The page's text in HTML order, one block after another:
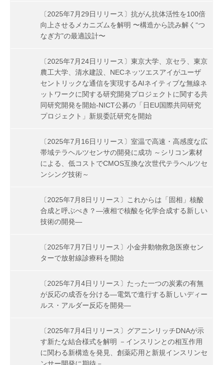
〔2025年7月29日リリース〕抗がん抗体活性を100倍
向上させるメカニズムを解明 〜構造から読み解く“つ
なぎ方”の最適設計〜
〔2025年7月24日リリース〕東京大学、京セラ、東京
農工大学、清水建設、NECネッツエスアイがユーザ
セントリックな通信を実現するAIネイティブな無線ネ
ットワークに関する研究開発プロジェクトに関する共
同研究開発を開始-NICT公募の「日EU国際共同研究
プロジェクト」新規委託研究を開始
〔2025年7月16日リリース〕室温で高速・高感度な広
帯域テラヘルツセンサの開発に成功 ～シリコン素材
による、低コストでCMOS互換な次世代テラヘルツセ
ンシング技術～
〔2025年7月8日リリース〕これからは「固相」核酸
合成と呼ぶべき？―液相で核酸を化学合成する新しい
技術の開発―
〔2025年7月7日リリース〕小金井動物救急医療セン
ターで放射線診療科を開始
〔2025年7月4日リリース〕たった一つの炭素の有無
が反応の成否を分ける―電気で進行する新しいディー
ルス・アルダー反応を開発―
〔2025年7月4日リリース〕グアニンリッチDNAが示
す新たな結合様式を解明 －インスリンとの相互作用
に関わる新構造を発見、創薬応用と新規インスリンセ